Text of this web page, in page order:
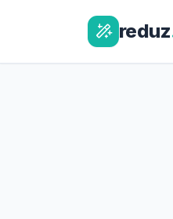
reduz